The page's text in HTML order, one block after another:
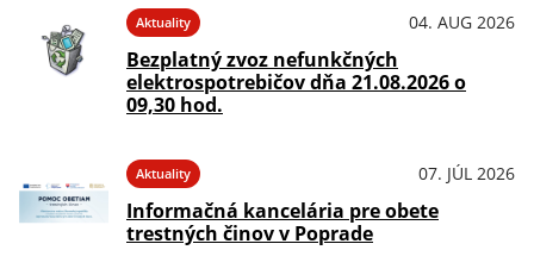
Aktuality 04. AUG 2026
Bezplatný zvoz nefunkčných
elektrospotrebičov dňa 21.08.2026 o
09,30 hod.
Aktuality 07. JÚL 2026
Informačná kancelária pre obete
trestných činov v Poprade